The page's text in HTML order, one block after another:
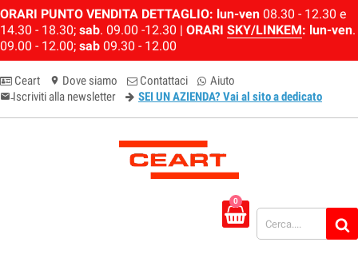
ORARI PUNTO VENDITA DETTAGLIO: lun-ven 08.30 - 12.30 e
14.30 - 18.30; sab. 09.00 -12.30 | ORARI SKY/LINKEM: lun-ven.
09.00 - 12.00; sab 09.30 - 12.00
Ceart location_on Dove siamo Contattaci Aiuto
email-newsletter
Iscriviti alla newsletter SEI UN AZIENDA? Vai al sito a dedicato
0